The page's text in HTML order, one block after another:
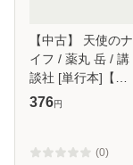
【中古】 天使のナ
イフ / 薬丸 岳 / 講
談社 [単行本]【メ
ール便送料無料】
376円
(0)